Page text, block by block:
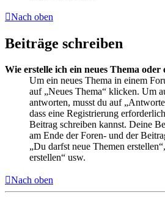
Nach oben
Beiträge schreiben
Wie erstelle ich ein neues Thema
Um ein neues Thema in einem
auf „Neues Thema“ klicken. Um
antworten, musst du auf
dass eine Registrierung
Beitrag schreiben kannst. Deine
am Ende der Foren- und der
„Du darfst neue Themen
erstellen“ usw.
Nach oben